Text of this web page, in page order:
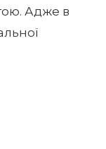
Адже в